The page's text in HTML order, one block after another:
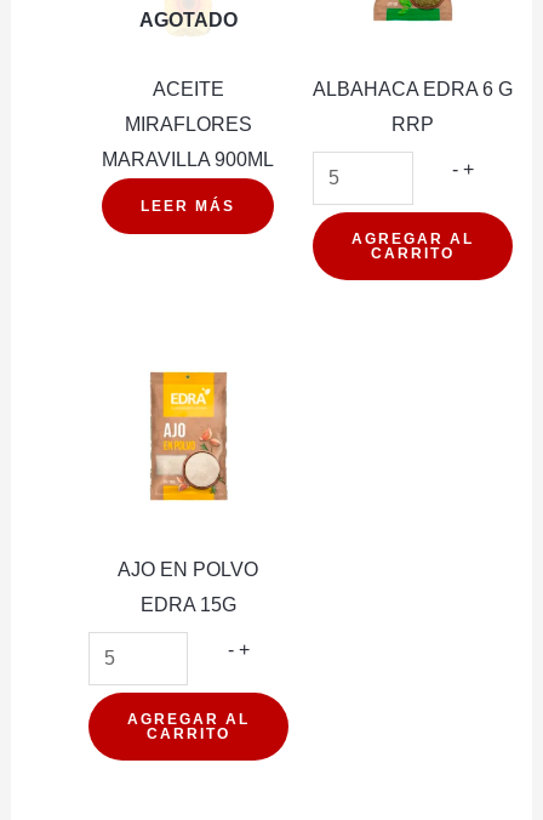
AGOTADO
ACEITE
MIRAFLORES
MARAVILLA 900ML
LEER MÁS
ALBAHACA EDRA 6 G
RRP
-
6
+
AGREGAR AL
CARRITO
AJO EN POLVO
EDRA 15G
- AJO
POLVO
EDRA
+
AGREGAR AL
CARRITO